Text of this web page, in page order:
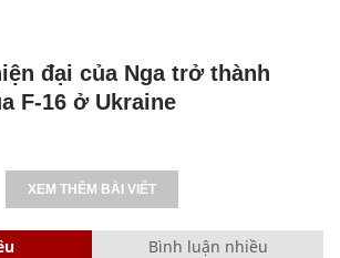
đại của Nga trở thành
F-16 ở Ukraine
XEM THÊM BÀI VIẾT
Bình luận nhiều